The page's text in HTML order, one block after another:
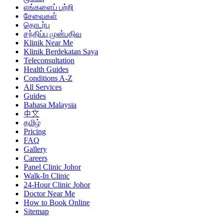
எங்களைப் பற்றி
சேவைகள்
தொடர்பு
சந்திப்பு முன்பதிவு
Klinik Near Me
Klinik Berdekatan Saya
Teleconsultation
Health Guides
Conditions A-Z
All Services
Guides
Bahasa Malaysia
中文
தமிழ்
Pricing
FAQ
Gallery
Careers
Panel Clinic Johor
Walk-In Clinic
24-Hour Clinic Johor
Doctor Near Me
How to Book Online
Sitemap